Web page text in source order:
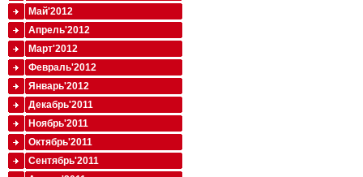
Май'2012
Апрель'2012
Март'2012
Февраль'2012
Январь'2012
Декабрь'2011
Ноябрь'2011
Октябрь'2011
Сентябрь'2011